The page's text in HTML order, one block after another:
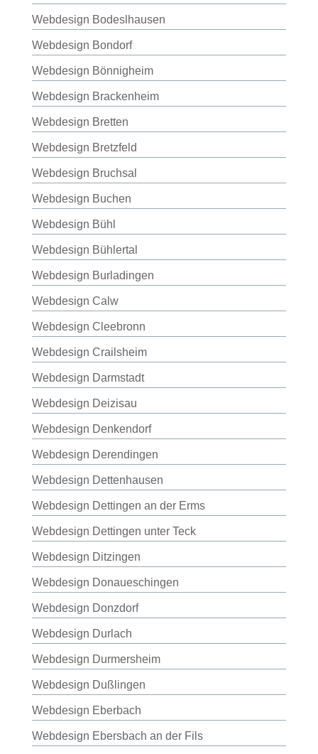
Webdesign Bodeslhausen
Webdesign Bondorf
Webdesign Bönnigheim
Webdesign Brackenheim
Webdesign Bretten
Webdesign Bretzfeld
Webdesign Bruchsal
Webdesign Buchen
Webdesign Bühl
Webdesign Bühlertal
Webdesign Burladingen
Webdesign Calw
Webdesign Cleebronn
Webdesign Crailsheim
Webdesign Darmstadt
Webdesign Deizisau
Webdesign Denkendorf
Webdesign Derendingen
Webdesign Dettenhausen
Webdesign Dettingen an der Erms
Webdesign Dettingen unter Teck
Webdesign Ditzingen
Webdesign Donaueschingen
Webdesign Donzdorf
Webdesign Durlach
Webdesign Durmersheim
Webdesign Dußlingen
Webdesign Eberbach
Webdesign Ebersbach an der Fils